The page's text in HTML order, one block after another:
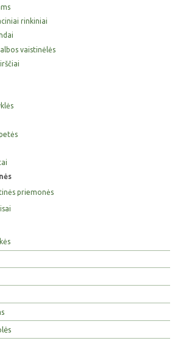
rinkiniai
vaistinėlės
priemonės